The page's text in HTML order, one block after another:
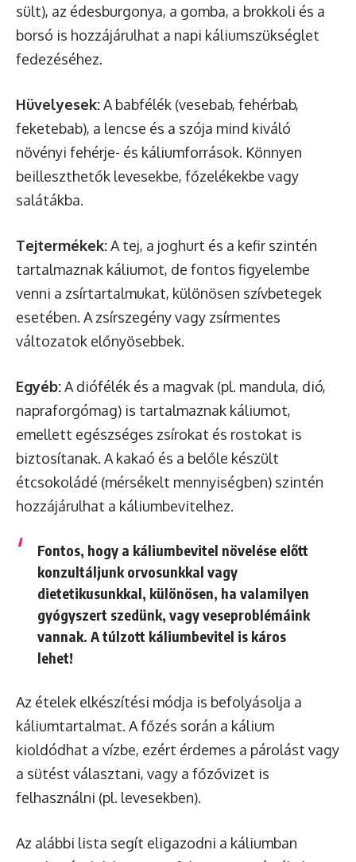
sült), az édesburgonya, a gomba, a brokkoli és a
borsó is hozzájárulhat a napi káliumszükséglet
fedezéséhez.
Hüvelyesek:A babfélék (vesebab, fehérbab,
feketebab), a lencse és a szója mind kiváló
növényi fehérje- és káliumforrások. Könnyen
beilleszthetők levesekbe, főzelékekbe vagy
salátákba.
Tejtermékek:A tej, a joghurt és a kefir szintén
tartalmaznak káliumot, de fontos figyelembe
venni a zsírtartalmukat, különösen szívbetegek
esetében. A zsírszegény vagy zsírmentes
változatok előnyösebbek.
Egyéb:A diófélék és a magvak (pl. mandula, dió,
napraforgómag) is tartalmaznak káliumot,
emellett egészséges zsírokat és rostokat is
biztosítanak. A kakaó és a belőle készült
étcsokoládé (mérsékelt mennyiségben) szintén
hozzájárulhat a káliumbevitelhez.
Fontos, hogy a káliumbevitel növelése előtt
konzultáljunk orvosunkkal vagy
dietetikusunkkal, különösen, ha valamilyen
gyógyszert szedünk, vagy veseproblémáink
vannak. A túlzott káliumbevitel is káros
lehet!
Az ételek elkészítési módja is befolyásolja a
káliumtartalmat. A főzés során a kálium
kioldódhat a vízbe, ezért érdemes a párolást vagy
a sütést választani, vagy a főzővizet is
felhasználni (pl. levesekben).
Az alábbi lista segít eligazodni a káliumban